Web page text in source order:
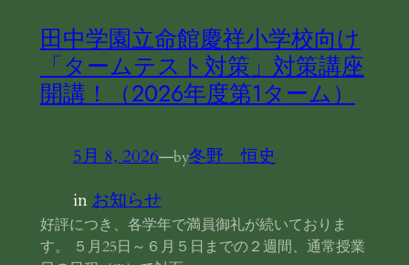
田中学園立命館慶祥小学校向け
「タームテスト対策」対策講座
開講！（2026年度第1ターム）
5月 8, 2026—by冬野 恒史
inお知らせ
好評につき、各学年で満員御礼が続いておりま
す。 ５月25日～６月５日までの２週間、通常授業